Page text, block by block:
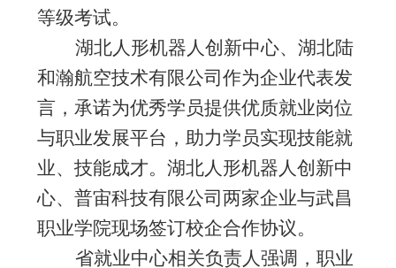
等级考试。
湖北人形机器人创新中心、湖北陆
和瀚航空技术有限公司 作为企业代表发
言， 承诺为优秀学员提供优质就业岗位
与职业发展平台，助力学员实现技能就
业、技能成才。 湖北人形机器人创新中
心、 普宙科技有限公司 两家企业与武昌
职业学院现场签订校企合作协议。
省就业中心相关负责人强调，职业